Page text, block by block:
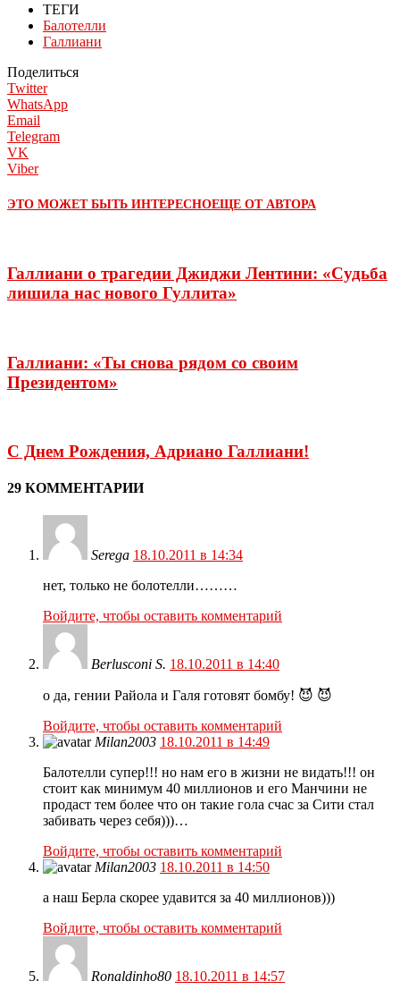
ТЕГИ
Балотелли
Галлиани
Поделиться
Twitter
WhatsApp
Email
Telegram
VK
Viber
ЭТО МОЖЕТ БЫТЬ ИНТЕРЕСНОЕЩЕ ОТ АВТОРА
Галлиани о трагедии Джиджи Лентини: «Судьба
лишила нас нового Гуллита»
Галлиани: «Ты снова рядом со своим
Президентом»
С Днем Рождения, Адриано Галлиани!
29 КОММЕНТАРИИ
Serega 18.10.2011 в 14:34
нет, только не болотелли………
Войдите, чтобы оставить комментарий
Berlusconi S. 18.10.2011 в 14:40
о да, гении Райола и Галя готовят бомбу! 😈 😈
Войдите, чтобы оставить комментарий
Milan2003 18.10.2011 в 14:49
Балотелли супер!!! но нам его в жизни не видать!!! он
стоит как минимум 40 миллионов и его Манчини не
продаст тем более что он такие гола счас за Сити стал
забивать через себя)))…
Войдите, чтобы оставить комментарий
Milan2003 18.10.2011 в 14:50
а наш Берла скорее удавится за 40 миллионов)))
Войдите, чтобы оставить комментарий
Ronaldinho80 18.10.2011 в 14:57